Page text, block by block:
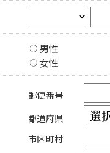
男性
女性
郵便番号
都道府県
市区町村